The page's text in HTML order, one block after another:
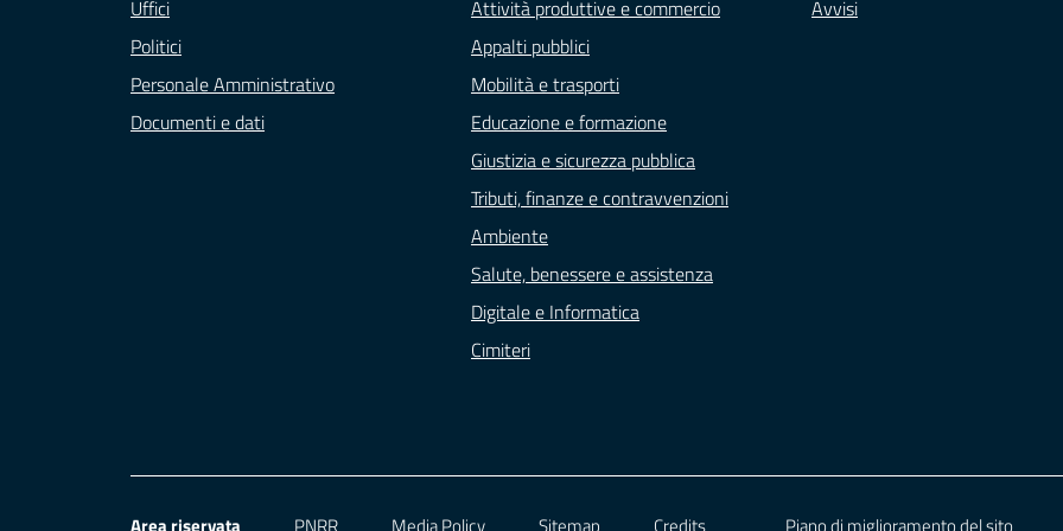
Uffici
Politici
Personale Amministrativo
Documenti e dati
Attività produttive e commercio
Appalti pubblici
Mobilità e trasporti
Educazione e formazione
Giustizia e sicurezza pubblica
Tributi, finanze e contravvenzioni
Ambiente
Salute, benessere e assistenza
Digitale e Informatica
Cimiteri
Avvisi
Area riservata PNRR Media Policy Sitemap Credits Piano di miglioramento del sito